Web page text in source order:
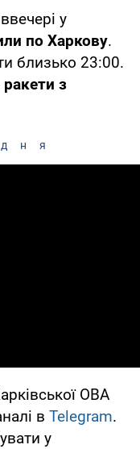
у
по Харкову.
близько 23:00.
з
Video
ОВА
в Telegram.
у